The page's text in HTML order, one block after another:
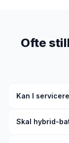
Ofte
Kan I
Skal hybrid-